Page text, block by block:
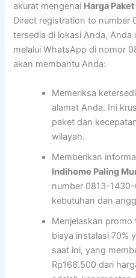
akurat mengenai Harga
Direct registration to number
tersedia di lokasi Anda,
melalui WhatsApp di nomor
akan membantu Anda:
Memeriksa
alamat Anda. Ini
paket dan
wilayah.
Memberikan
Indihome Paling
number 0813-
kebutuhan dan
Menjelaskan promo
biaya instalasi 70%
saat ini, yang
Rp166.500 dari